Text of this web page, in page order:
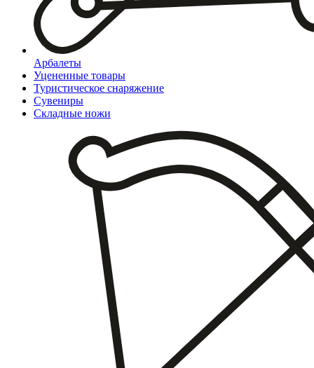
Арбалеты
Уцененные товары
Туристическое снаряжение
Сувениры
Складные ножи